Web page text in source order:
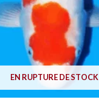
EN RUPTURE DE STOCK